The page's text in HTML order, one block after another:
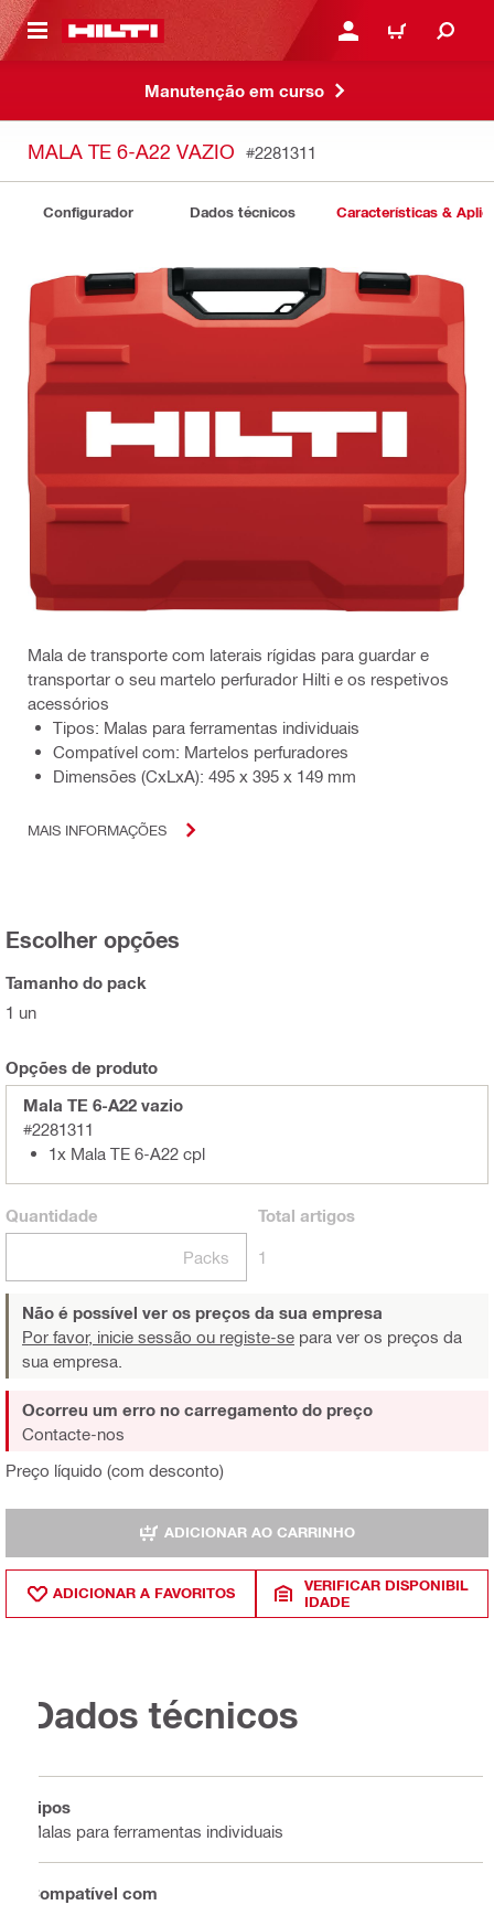
CONTENT ENTRAR OU REGISTAR
CARRINHO
Manutenção em curso
MALA TE 6-A22 VAZIO #2281311
Configurador Dados técnicos Características &
Mala de transporte com laterais rígidas para guardar e
transportar o seu martelo perfurador Hilti e os respetivos
acessórios
Tipos: Malas para ferramentas individuais
Compatível com: Martelos perfuradores
Dimensões (CxLxA): 495 x 395 x 149 mm
MAIS INFORMAÇÕES
Escolher opções
Tamanho do pack
1 un
Opções de produto
Mala TE 6-A22 vazio
#2281311
1x Mala TE 6-A22 cpl
Quantidade
Packs
Total artigos
1
Não é possível ver os preços da sua empresa
Por favor, inicie sessão ou registe-se para ver os preços da
sua empresa.
Preço líquido (com desconto)
Ocorreu um erro no carregamento do preço
Contacte-nos
ADICIONAR AO CARRINHO
ADICIONAR A FAVORITOS
VERIFICAR DISPONIBIL
IDADE
Dados técnicos
Tipos
Malas para ferramentas individuais
Compatível com